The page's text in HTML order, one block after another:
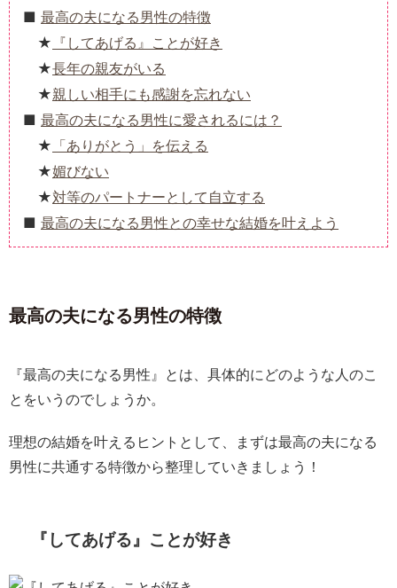
最高の夫になる男性の特徴
『してあげる』ことが好き
長年の親友がいる
親しい相手にも感謝を忘れない
最高の夫になる男性に愛されるには？
「ありがとう」を伝える
媚びない
対等のパートナーとして自立する
最高の夫になる男性との幸せな結婚を叶えよう
最高の夫になる男性の特徴
『最高の夫になる男性』とは、具体的にどのような人のこ
とをいうのでしょうか。
理想の結婚を叶えるヒントとして、まずは最高の夫になる
男性に共通する特徴から整理していきましょう！
『してあげる』ことが好き